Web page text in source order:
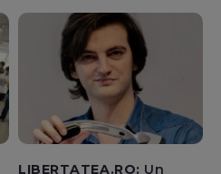
pentru instaurarea
„cenzurii” pe platforma X
LIBERTATEA.RO: Un